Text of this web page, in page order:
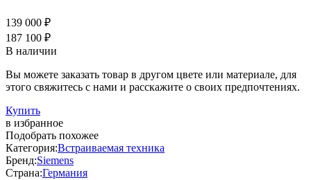
139 000 ₽
187 100 ₽
В наличии
Вы можете заказать товар в другом цвете или материале, для
этого свяжитесь с нами и расскажите о своих предпочтениях.
Купить
в избранное
Подобрать похожее
Категория:Встраиваемая техника
Бренд:Siemens
Страна:Германия